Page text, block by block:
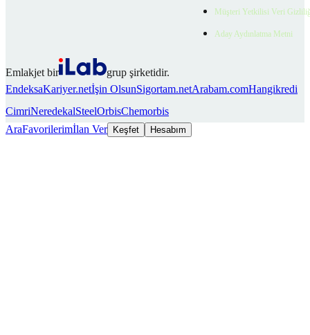
Müşteri Yetkilisi Veri
Aday Aydınlatma Metni
Emlakjet bir
grup şirketidir.
EndeksaKariyer.netİşin OlsunSigortam.netArabam.comHangikredi
CimriNeredekalSteelOrbisChemorbis
AraFavorilerimİlan Ver Keşfet Hesabım